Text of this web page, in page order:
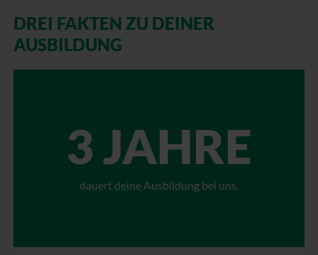
DREI FAKTEN ZU DEINER
AUSBILDUNG
3 JAHRE
dauert deine Ausbildung bei uns.